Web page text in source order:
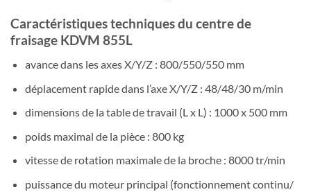
Caractéristiques techniques du centre de
fraisage KDVM 855L
avance dans les axes X/Y/Z : 800/550/550 mm
déplacement rapide dans l’axe X/Y/Z : 48/48/30 m/min
dimensions de la table de travail (L x L) : 1000 x 500 mm
poids maximal de la pièce : 800 kg
vitesse de rotation maximale de la broche : 8000 tr/min
puissance du moteur principal (fonctionnement continu/